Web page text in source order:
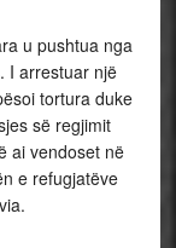
u pushtua nga
I arrestuar një
tortura duke
së regjimit
ai vendoset në
e refugjatëve